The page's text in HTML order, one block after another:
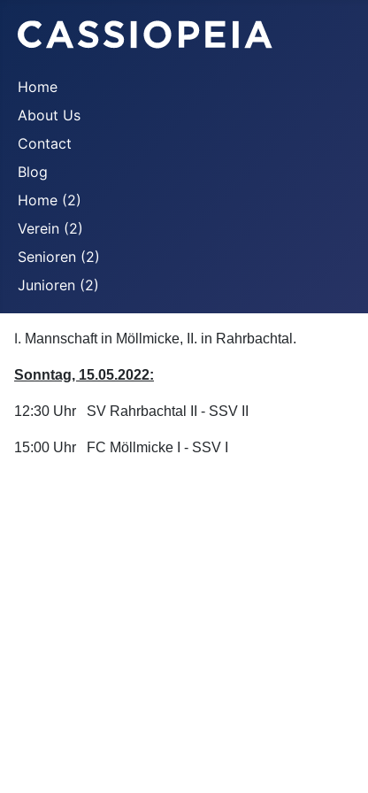
Home
About Us
Contact
Blog
Home (2)
Verein (2)
Senioren (2)
Junioren (2)
I. Mannschaft in Möllmicke, II. in Rahrbachtal.
Sonntag, 15.05.2022:
12:30 Uhr SV Rahrbachtal II - SSV II
15:00 Uhr FC Möllmicke I - SSV I